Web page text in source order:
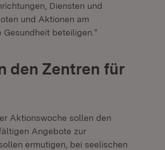
Diensten und
und Aktionen am
beteiligen.“
den Zentren für
Aktionswoche sollen den
Angebote zur
ermutigen, bei seelischen